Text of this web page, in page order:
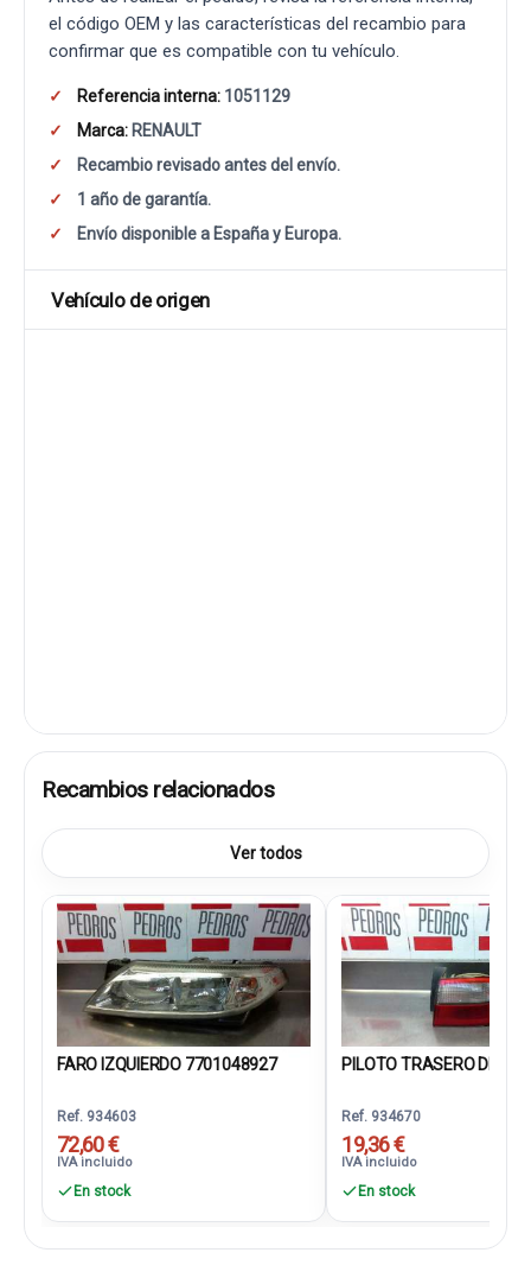
el código OEM y las características del recambio para
confirmar que es compatible con tu vehículo.
Referencia interna: 1051129
Marca: RENAULT
Recambio revisado antes del envío.
1 año de garantía.
Envío disponible a España y Europa.
Vehículo de origen
Recambios relacionados
Ver todos
FARO IZQUIERDO 7701048927
Ref. 934603
72,60 €
IVA incluido
En stock
PILOTO TRASERO
Ref. 934670
19,36 €
IVA incluido
En stock